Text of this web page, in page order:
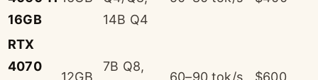
16GB
14B Q4
RTX
4070
7B Q8,